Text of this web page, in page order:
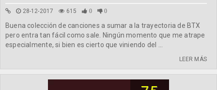
28-12-2017 615 0 0
Buena colección de canciones a sumar a la trayectoria de BTX
pero entra tan fácil como sale. Ningún momento que me atrape
especialmente, si bien es cierto que viniendo del ...
LEER MÁS